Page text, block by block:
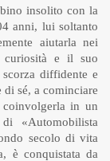
insolito con la
anni, lui soltanto
aiutarla nei
e il suo
diffidente e
di sé, a cominciare
in un
«Automobilista
secolo di vita
è conquistata da